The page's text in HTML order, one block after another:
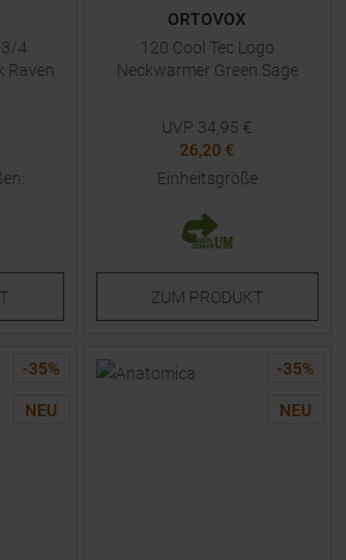
3/4
Raven
ORTOVOX
120 Cool Tec Logo
Neckwarmer Green Sage
UVP 34,95 €
26,20 €
Einheitsgröße
ZUM PRODUKT
-35%
NEU
-35%
NEU